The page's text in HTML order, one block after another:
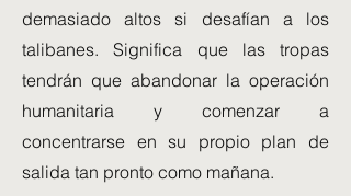
demasiado altos si desafían a los
talibanes. Significa que las tropas
tendrán que abandonar la operación
humanitaria y comenzar a
concentrarse en su propio plan de
salida tan pronto como mañana.